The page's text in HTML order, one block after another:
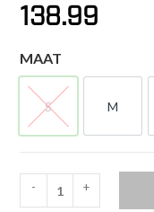
138.99
MAAT
S
S
M
M
- +